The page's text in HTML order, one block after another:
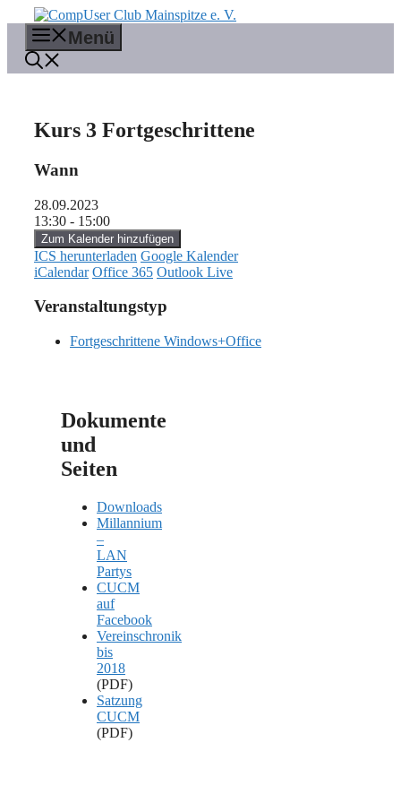
Inhalt
springen
Menü
Kurs 3 Fortgeschrittene
Wann
28.09.2023
13:30 - 15:00
Zum Kalender hinzufügen
ICS herunterladen Google Kalender
iCalendar Office 365 Outlook Live
Veranstaltungstyp
Fortgeschrittene Windows+Office
Dokumente
und
Seiten
Downloads
Millannium
–
LAN
Partys
CUCM
auf
Facebook
Vereinschronik
bis
2018
(PDF)
Satzung
CUCM
(PDF)